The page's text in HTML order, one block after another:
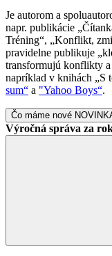
Je autorom a
napr. publikácie
Tréning“, „Konflikt,
pravidelne publikuje
transformujú konflikty
napríklad v knihách „S
sum“ a "Yahoo Boys“.
Čo máme nové
Výročná správa za